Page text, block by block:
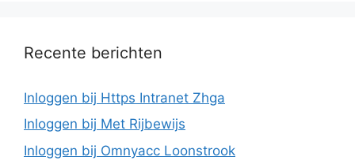
Recente berichten
Inloggen bij Https Intranet Zhga
Inloggen bij Met Rijbewijs
Inloggen bij Omnyacc Loonstrook